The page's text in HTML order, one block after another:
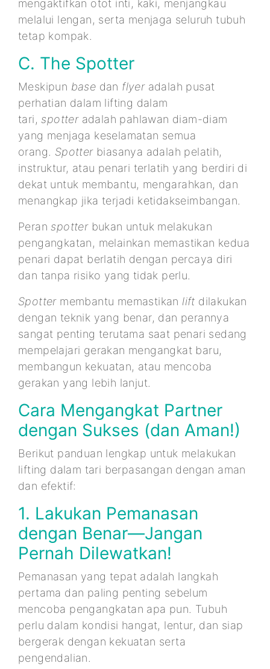
mengaktifkan otot inti, kaki, menjangkau
melalui lengan, serta menjaga seluruh tubuh
tetap kompak.
C. The Spotter
Meskipun base dan flyer adalah pusat
perhatian dalam lifting dalam
tari,spotter adalah pahlawan diam-diam
yang menjaga keselamatan semua
orang. Spotter biasanya adalah pelatih,
instruktur, atau penari terlatih yang berdiri di
dekat untuk membantu, mengarahkan, dan
menangkap jika terjadi ketidakseimbangan.
Peranspotter bukan untuk melakukan
pengangkatan, melainkan memastikan kedua
penari dapat berlatih dengan percaya diri
dan tanpa risiko yang tidak perlu.
Spotter membantu memastikan lift dilakukan
dengan teknik yang benar, dan perannya
sangat penting terutama saat penari sedang
mempelajari gerakan mengangkat baru,
membangun kekuatan, atau mencoba
gerakan yang lebih lanjut.
Cara Mengangkat Partner
dengan Sukses (dan Aman!)
Berikut panduan lengkap untuk melakukan
lifting dalam tari berpasangan dengan aman
dan efektif:
1. Lakukan Pemanasan
dengan Benar—Jangan
Pernah Dilewatkan!
Pemanasan yang tepat adalah langkah
pertama dan paling penting sebelum
mencoba pengangkatan apa pun. Tubuh
perlu dalam kondisi hangat, lentur, dan siap
bergerak dengan kekuatan serta
pengendalian.